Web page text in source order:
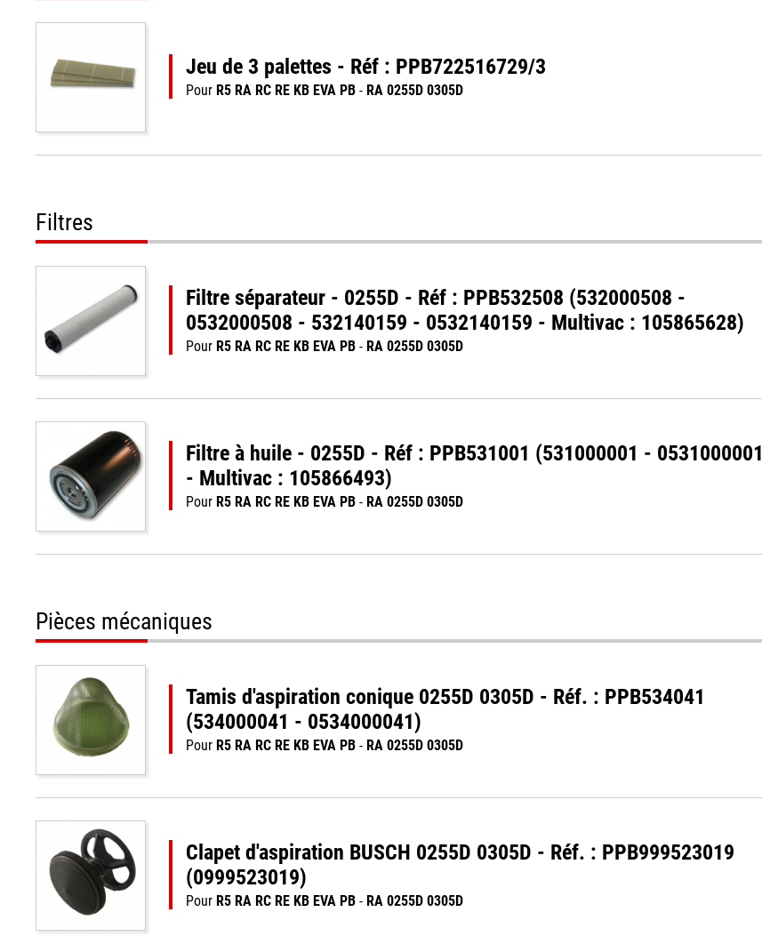
Jeu de 3 palettes - Réf : PPB722516729/3
Pour R5 RA RC RE KB EVA PB - RA 0255D 0305D
Filtres
Filtre séparateur - 0255D - Réf : PPB532508 (532000508 -
0532000508 - 532140159 - 0532140159 - Multivac : 105865628)
Pour R5 RA RC RE KB EVA PB - RA 0255D 0305D
Filtre à huile - 0255D - Réf : PPB531001 (531000001 - 0531000001
- Multivac : 105866493)
Pour R5 RA RC RE KB EVA PB - RA 0255D 0305D
Pièces mécaniques
Tamis d'aspiration conique 0255D 0305D - Réf. : PPB534041
(534000041 - 0534000041)
Pour R5 RA RC RE KB EVA PB - RA 0255D 0305D
Clapet d'aspiration BUSCH 0255D 0305D - Réf. : PPB999523019
(0999523019)
Pour R5 RA RC RE KB EVA PB - RA 0255D 0305D